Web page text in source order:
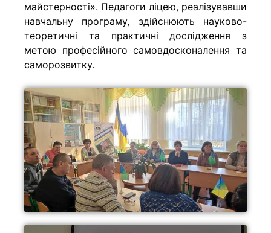
майстерності». Педагоги ліцею, реалізувавши
навчальну програму, здійснюють науково-
теоретичні та практичні дослідження з
метою професійного самовдосконалення та
саморозвитку.